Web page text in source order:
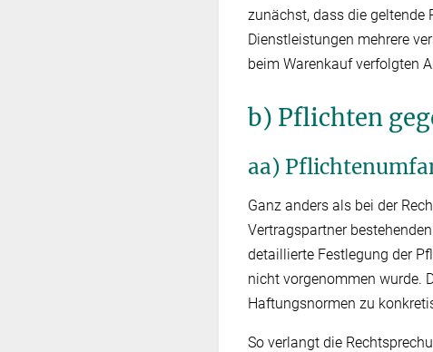
zunächst, dass die geltende
Dienstleistungen mehrere
beim Warenkauf verfolgten
b) Pflichten
aa)
Ganz anders als bei der
Vertragspartner
detaillierte Festlegung der
nicht vorgenommen wurde.
Haftungsnormen zu
So verlangt die